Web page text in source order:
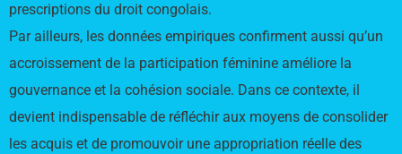
prescriptions du droit congolais.
Par ailleurs, les données empiriques confirment aussi qu’un
accroissement de la participation féminine améliore la
gouvernance et la cohésion sociale. Dans ce contexte, il
devient indispensable de réfléchir aux moyens de consolider
les acquis et de promouvoir une appropriation réelle des